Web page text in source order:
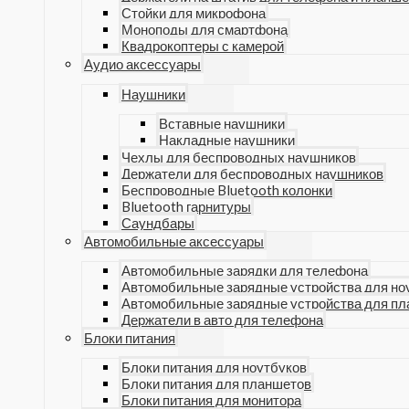
Стойки для микрофона
Моноподы для смартфона
Квадрокоптеры с камерой
Аудио аксессуары
Наушники
Вставные наушники
Накладные наушники
Чехлы для беспроводных наушников
Держатели для беспроводных наушников
Беспроводные Bluetooth колонки
Bluetooth гарнитуры
Саундбары
Автомобильные аксессуары
Автомобильные зарядки для телефона
Автомобильные зарядные устройства для
Автомобильные зарядные устройства для
Держатели в авто для телефона
Блоки питания
Блоки питания для ноутбуков
Блоки питания для планшетов
Блоки питания для монитора